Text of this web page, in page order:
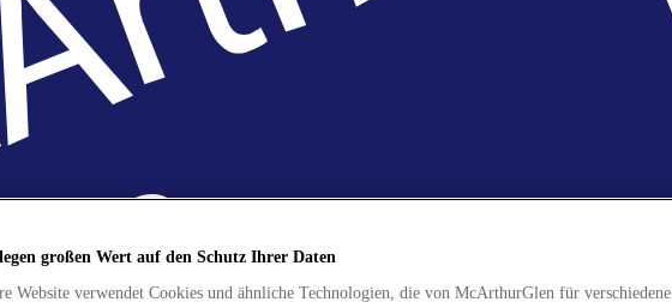
großen Wert auf den Schutz Ihrer Daten
Website verwendet Cookies und ähnliche Technologien, die von McArthurGlen für verschiedene